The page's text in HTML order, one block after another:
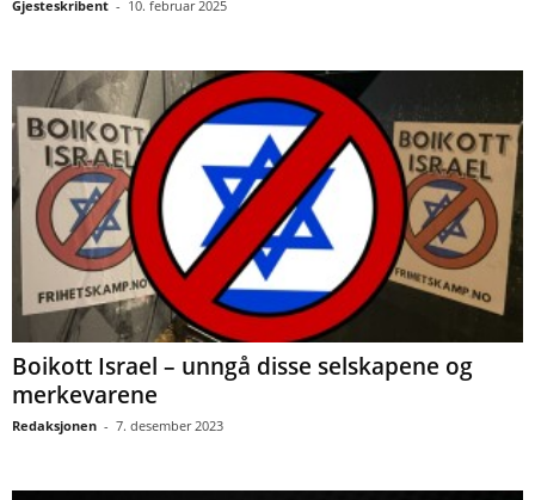
Gjesteskribent - 10. februar 2025
Boikott Israel – unngå disse selskapene og
merkevarene
Redaksjonen - 7. desember 2023